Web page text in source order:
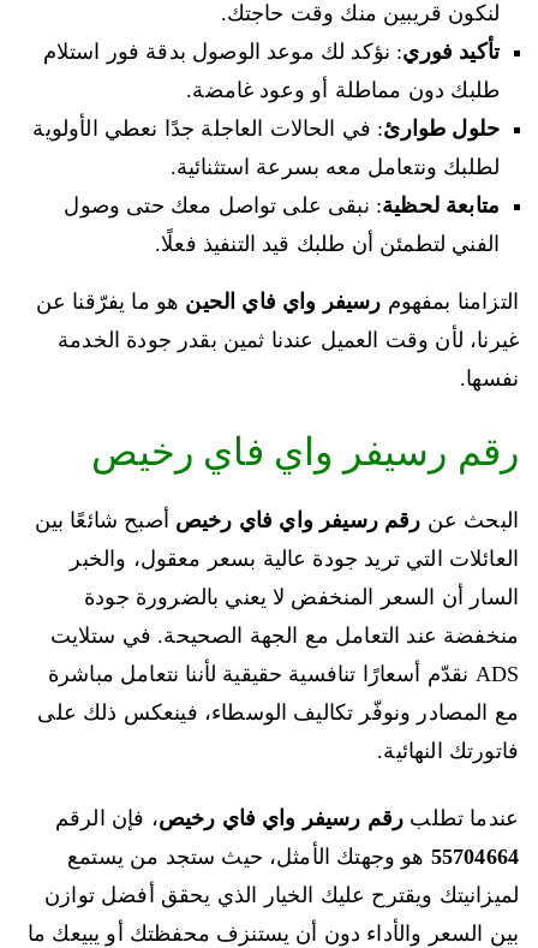
لنكون قريبين منك وقت حاجتك.
تأكيد فوري: نؤكد لك موعد الوصول بدقة فور استلام
طلبك دون مماطلة أو وعود غامضة.
حلول طوارئ: في الحالات العاجلة جدًا نعطي الأولوية
لطلبك ونتعامل معه بسرعة استثنائية.
متابعة لحظية: نبقى على تواصل معك حتى وصول
الفني لتطمئن أن طلبك قيد التنفيذ فعلًا.
التزامنا بمفهوم رسيفر واي فاي الحين هو ما يفرّقنا عن
غيرنا، لأن وقت العميل عندنا ثمين بقدر جودة الخدمة
نفسها.
رقم رسيفر واي فاي رخيص
البحث عن رقم رسيفر واي فاي رخيص أصبح شائعًا بين
العائلات التي تريد جودة عالية بسعر معقول، والخبر
السار أن السعر المنخفض لا يعني بالضرورة جودة
منخفضة عند التعامل مع الجهة الصحيحة. في ستلايت
ADS نقدّم أسعارًا تنافسية حقيقية لأننا نتعامل مباشرة
مع المصادر ونوفّر تكاليف الوسطاء، فينعكس ذلك على
فاتورتك النهائية.
عندما تطلب رقم رسيفر واي فاي رخيص، فإن الرقم
55704664 هو وجهتك الأمثل، حيث ستجد من يستمع
لميزانيتك ويقترح عليك الخيار الذي يحقق أفضل توازن
بين السعر والأداء دون أن يستنزف محفظتك أو يبيعك ما